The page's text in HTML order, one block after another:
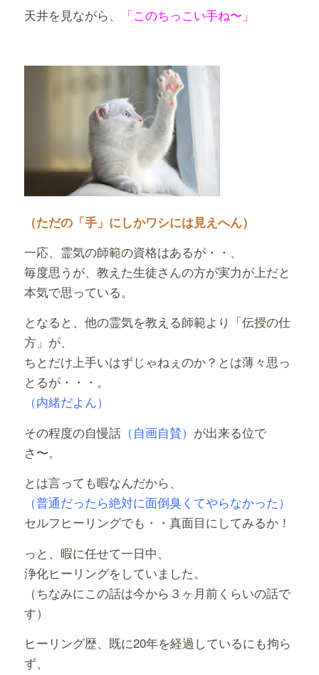
天井を見ながら、
「このちっこい手ね〜」
（ただの「手」にしかワシには見えへん）
一応、霊気の師範の資格はあるが・・、
毎度思うが、教えた生徒さんの方が実力が上だと
本気で思っている。
となると、他の霊気を教える師範より「伝授の仕
方」が、
ちとだけ上手いはずじゃねぇのか？とは薄々思っ
とるが・・・。
（内緒だよん）
その程度の自慢話（自画自賛） が出来る位で
さ〜。
とは言っても暇なんだから、
（普通だったら絶対に面倒臭くてやらなかった）
セルフヒーリングでも・・真面目にしてみるか！
っと、暇に任せて一日中、
浄化ヒーリングをしていました。
（ちなみにこの話は今から３ヶ月前くらいの話で
す）
ヒーリング歴、既に20年を経過しているにも拘ら
ず、